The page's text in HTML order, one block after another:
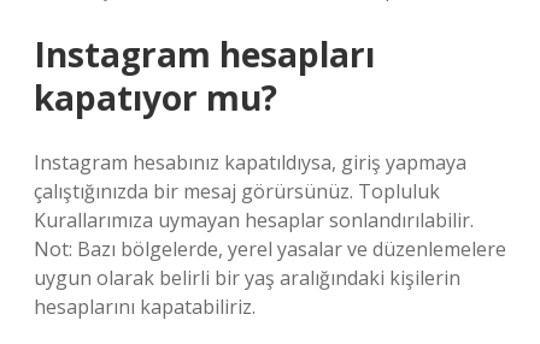
Instagram hesapları
kapatıyor mu?
Instagram hesabınız kapatıldıysa, giriş yapmaya
çalıştığınızda bir mesaj görürsünüz. Topluluk
Kurallarımıza uymayan hesaplar sonlandırılabilir.
Not: Bazı bölgelerde, yerel yasalar ve düzenlemelere
uygun olarak belirli bir yaş aralığındaki kişilerin
hesaplarını kapatabiliriz.